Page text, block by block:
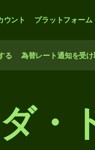
ウント プラットフォーム
る 為替レート通知を受
・